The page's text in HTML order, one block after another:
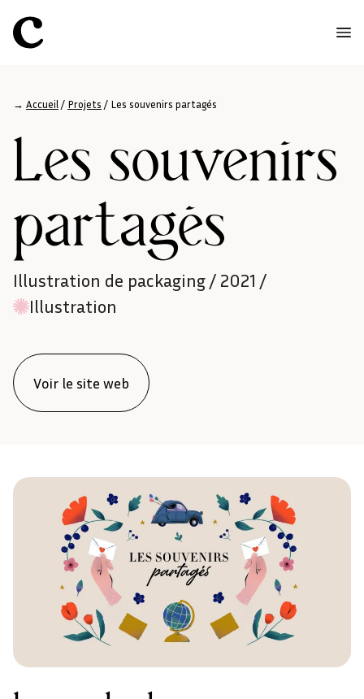
→ Accueil / Projets / Les souvenirs partagés
Les souvenirs
partagés
Illustration de packaging / 2021 /
Illustration
Voir le site web